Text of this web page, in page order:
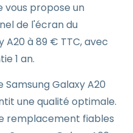
vous propose un
de l'écran du
A20 à 89 € TTC, avec
1 an.
Galaxy A20
une qualité optimale.
remplacement fiables